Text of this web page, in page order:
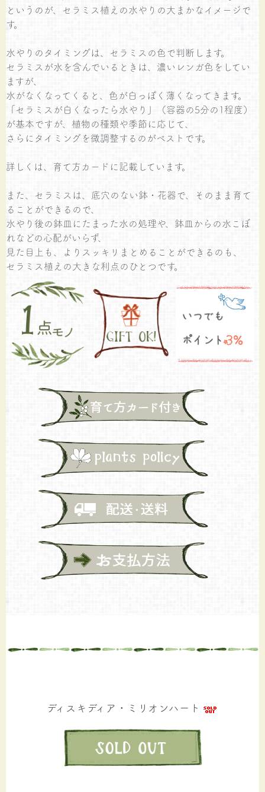
というのが、セラミス植えの水やりの大まかなイメージで
す。
水やりのタイミングは、セラミスの色で判断します。
セラミスが水を含んでいるときは、濃いレンガ色をしてい
ますが、
水がなくなってくると、色が白っぽく薄くなってきます。
「セラミスが白くなったら水やり」（容器の5分の1程度）
が基本ですが、植物の種類や季節に応じて、
さらにタイミングを微調整するのがベストです。
詳しくは、育て方カードに記載しています。
また、セラミスは、底穴のない鉢・花器で、そのまま育て
ることができるので、
水やり後の鉢皿にたまった水の処理や、鉢皿からの水こぼ
れなどの心配がいらず、
見た目上も、よりスッキリまとめることができるのも、
セラミス植えの大きな利点のひとつです。
ディスキディア・ミリオンハート